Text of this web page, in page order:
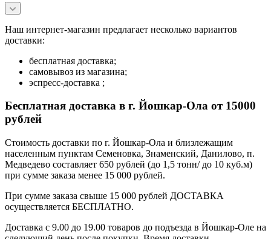
Наш интернет-магазин предлагает несколько вариантов
доставки:
бесплатная доставка;
самовывоз из магазина;
эспресс-доставка ;
Бесплатная доставка в г. Йошкар-Ола от 15000
рублей
Стоимость доставки по г. Йошкар-Ола и близлежащим
населенным пунктам Семеновка, Знаменский, Данилово, п.
Медведево составляет 650 рублей (до 1,5 тонн/ до 10 куб.м)
при сумме заказа менее 15 000 рублей.
При сумме заказа свыше 15 000 рублей ДОСТАВКА
осуществляется БЕСПЛАТНО.
Доставка с 9.00 до 19.00 товаров до подъезда в Йошкар-Оле на